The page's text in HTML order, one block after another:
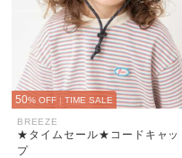
50% OFF | TIME SALE
BREEZE
★タイムセール★コードキャッ
プ